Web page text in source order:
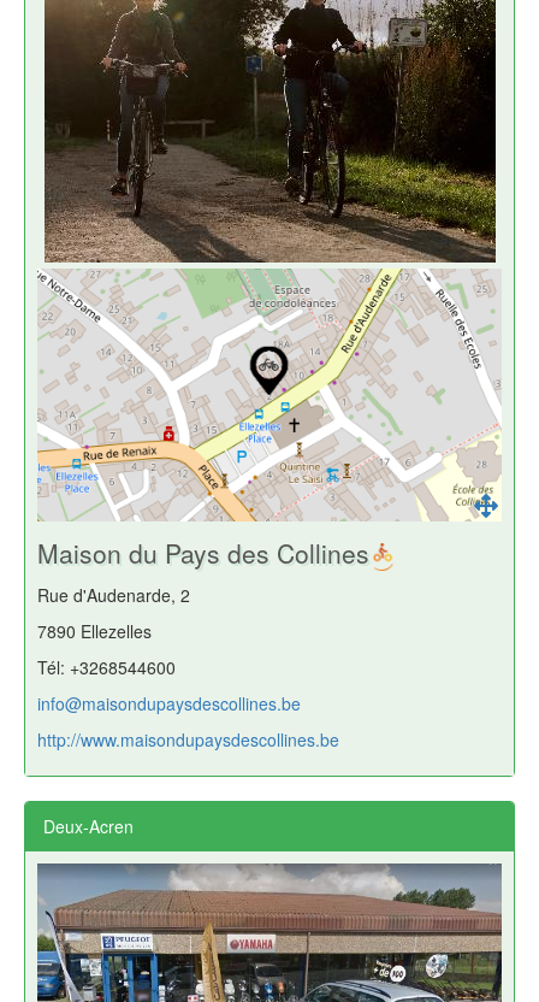
Maison du Pays des Collines
Rue d'Audenarde, 2
7890 Ellezelles
Tél: +3268544600
info@maisondupaysdescollines.be
http://www.maisondupaysdescollines.be
Deux-Acren